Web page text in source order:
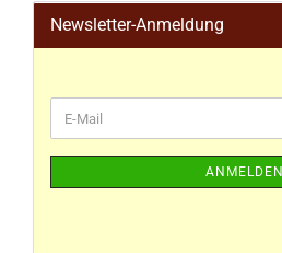
Newsletter-Anmeldung
ANMELDEN